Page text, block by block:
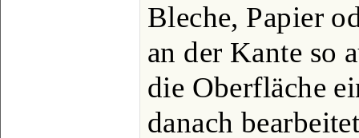
Bleche, Papier
an der Kante so
die Oberfläche
danach